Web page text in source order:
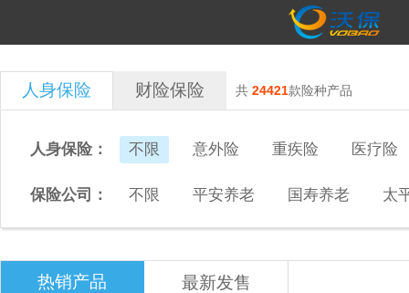
人身保险 财险保险 共 24421款险种产品
人身保险： 不限 意外险 重疾险 医疗险
保险公司： 不限 平安养老 国寿养老 太
热销产品 最新发售